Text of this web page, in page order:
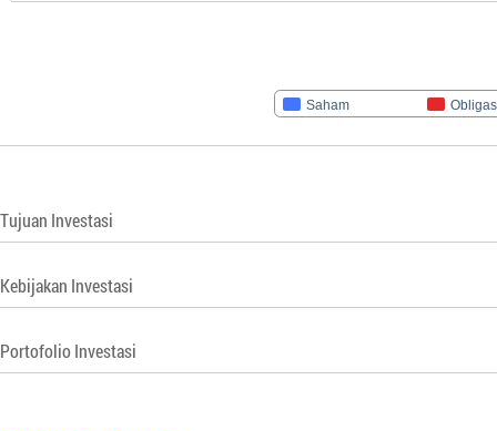
Saham
Tujuan Investasi
Kebijakan Investasi
Portofolio Investasi